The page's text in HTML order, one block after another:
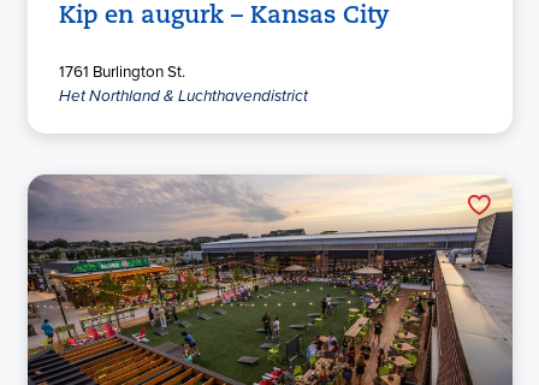
Kip en augurk – Kansas City
1761 Burlington St.
Het Northland & Luchthavendistrict